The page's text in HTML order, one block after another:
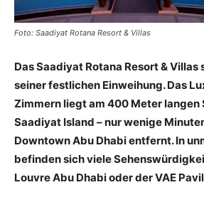
Foto: Saadiyat Rotana Resort & Villas
DasSaadiyat Rotana Resort & Villas
seiner festlichen Einweihung. Das
Zimmern liegt am 400 Meter langen
Saadiyat Island – nur wenige
Downtown Abu Dhabi entfernt. In
befinden sich viele
Louvre Abu Dhabi oder der VAE